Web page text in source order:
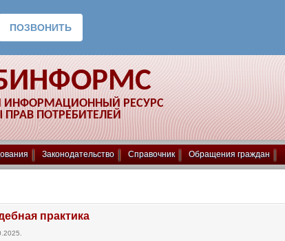
ИНФОРМАЦИОННЫЙ РЕСУРС
ПОТРЕБИТЕЛЕЙ
Законодательство Справочник Обращения граждан
практика